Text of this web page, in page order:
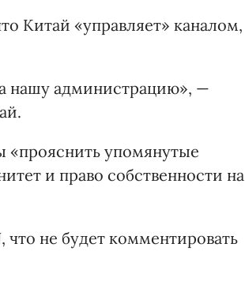
Китай «управляет» каналом,
нашу администрацию», —
«прояснить упомянутые
и право собственности на
не будет комментировать